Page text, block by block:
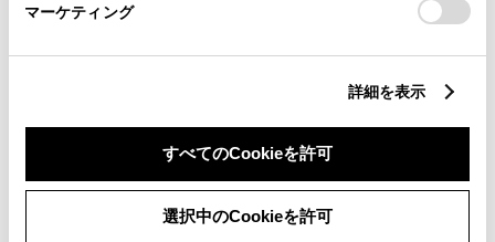
マーケティング
詳細を表示
すべてのCookieを許可
選択中のCookieを許可
●コーナーセンサー
●半ドア警告
●スマートアシスト作動／故障／停止